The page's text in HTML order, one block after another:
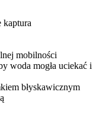
kaptura
mobilności
woda mogła uciekać i
błyskawicznym